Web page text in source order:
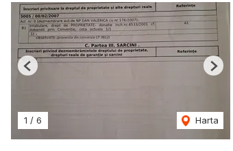
1 / 6 Harta
Previous Next